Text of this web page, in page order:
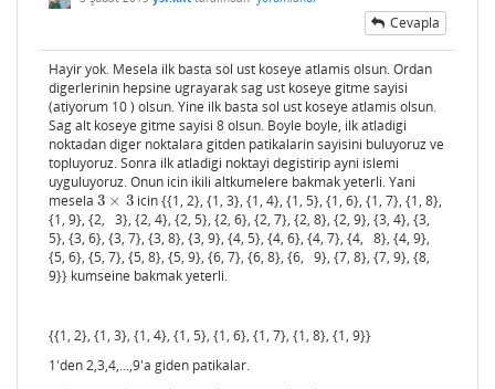
Cevapla
Hayir yok. Mesela ilk basta sol ust koseye atlamis olsun. Ordan
digerlerinin hepsine ugrayarak sag ust koseye gitme sayisi
(atiyorum 10 ) olsun. Yine ilk basta sol ust koseye atlamis olsun.
Sag alt koseye gitme sayisi 8 olsun. Boyle boyle, ilk atladigi
noktadan diger noktalara gitden patikalarin sayisini buluyoruz ve
topluyoruz. Sonra ilk atladigi noktayi degistirip ayni islemi
uyguluyoruz. Onun icin ikili altkumelere bakmak yeterli. Yani
mesela 3 × 3
3 ×3
icin {{1, 2}, {1, 3}, {1, 4}, {1, 5}, {1, 6}, {1, 7}, {1, 8},
{1, 9}, {2, 3}, {2, 4}, {2, 5}, {2, 6}, {2, 7}, {2, 8}, {2, 9}, {3, 4}, {3,
5}, {3, 6}, {3, 7}, {3, 8}, {3, 9}, {4, 5}, {4, 6}, {4, 7}, {4, 8}, {4, 9},
{5, 6}, {5, 7}, {5, 8}, {5, 9}, {6, 7}, {6, 8}, {6, 9}, {7, 8}, {7, 9}, {8,
9}} kumseine bakmak yeterli.
{{1, 2}, {1, 3}, {1, 4}, {1, 5}, {1, 6}, {1, 7}, {1, 8}, {1, 9}}
1'den 2,3,4,...,9'a giden patikalar.